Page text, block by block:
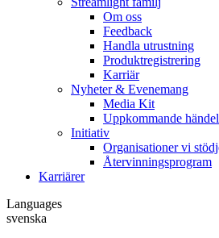
Om oss
Feedback
Handla utrustning
Produktregistrering
Karriär
Nyheter & Evenemang
Media Kit
Uppkommande
Initiativ
Organisationer vi
Återvinningsprogram
Karriärer
Languages
svenska